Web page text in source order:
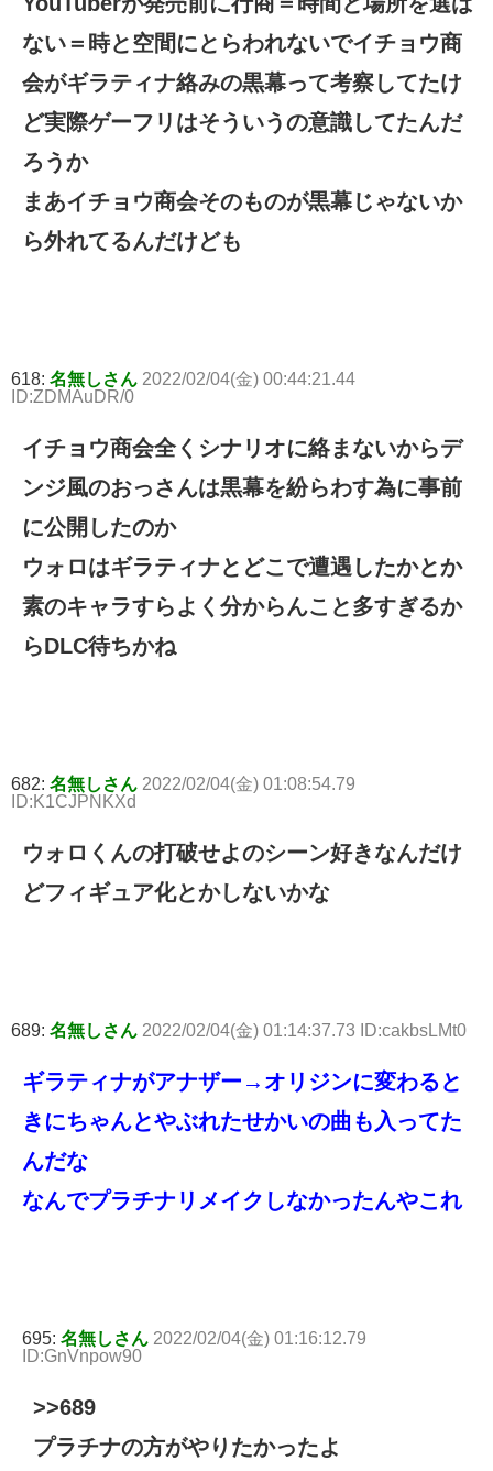
ない＝時と空間にとらわれないでイチョウ商
会がギラティナ絡みの黒幕って考察してたけ
ど実際ゲーフリはそういうの意識してたんだ
ろうか
まあイチョウ商会そのものが黒幕じゃないか
ら外れてるんだけども
618: 名無しさん 2022/02/04(金) 00:44:21.44
ID:ZDMAuDR/0
イチョウ商会全くシナリオに絡まないからデ
ンジ風のおっさんは黒幕を紛らわす為に事前
に公開したのか
ウォロはギラティナとどこで遭遇したかとか
素のキャラすらよく分からんこと多すぎるか
らDLC待ちかね
682: 名無しさん 2022/02/04(金) 01:08:54.79
ID:K1CJPNKXd
ウォロくんの打破せよのシーン好きなんだけ
どフィギュア化とかしないかな
689: 名無しさん 2022/02/04(金) 01:14:37.73 ID:cakbsLMt0
ギラティナがアナザー→オリジンに変わると
きにちゃんとやぶれたせかいの曲も入ってた
んだな
なんでプラチナリメイクしなかったんやこれ
695: 名無しさん 2022/02/04(金) 01:16:12.79
ID:GnVnpow90
>>689
プラチナの方がやりたかったよ